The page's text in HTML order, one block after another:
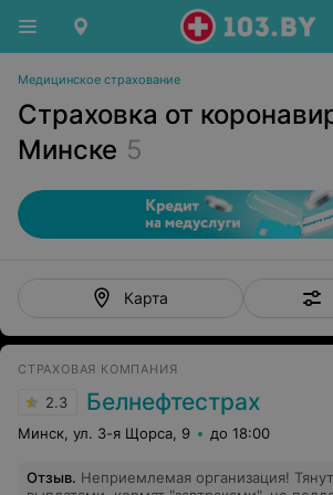
Медицинское страхование
Страховка от
Минске 5
Карта
СТРАХОВАЯ КОМПАНИЯ
2.3 Белнефтестрах
Минск, ул. 3-я Щорса, 9 до 18:00
Отзыв. Неприемлемая организация!